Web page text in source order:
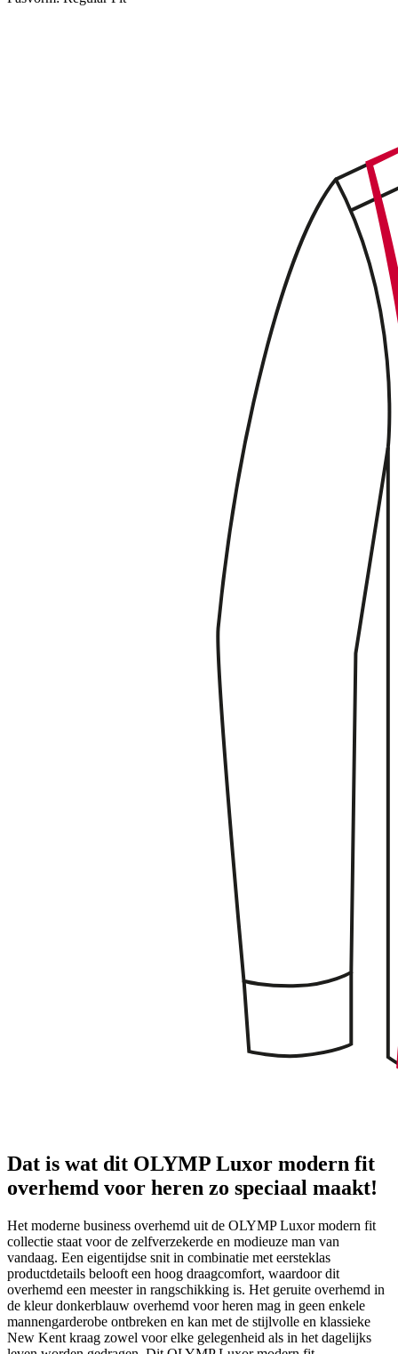
Dat is wat dit OLYMP Luxor modern fit
overhemd voor heren zo speciaal maakt!
Het moderne business overhemd uit de OLYMP Luxor modern fit
collectie staat voor de zelfverzekerde en modieuze man van
vandaag. Een eigentijdse snit in combinatie met eersteklas
productdetails belooft een hoog draagcomfort, waardoor dit
overhemd een meester in rangschikking is. Het geruite overhemd in
de kleur donkerblauw overhemd voor heren mag in geen enkele
mannengarderobe ontbreken en kan met de stijlvolle en klassieke
New Kent kraag zowel voor elke gelegenheid als in het dagelijks